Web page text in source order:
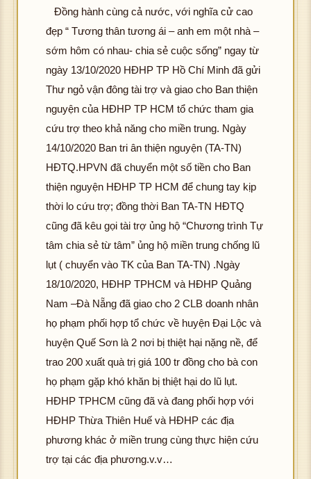
Đồng hành cùng cả nước, với nghĩa cử cao
đẹp “ Tương thân tương ái – anh em một nhà –
sớm hôm có nhau- chia sẻ cuộc sống” ngay từ
ngày 13/10/2020 HĐHP TP Hồ Chí Minh đã gửi
Thư ngỏ vận đông tài trợ và giao cho Ban thiện
nguyện của HĐHP TP HCM tổ chức tham gia
cứu trợ theo khả năng cho miền trung. Ngày
14/10/2020 Ban tri ân thiện nguyện (TA-TN)
HĐTQ.HPVN đã chuyển một số tiền cho Ban
thiện nguyện HĐHP TP HCM để chung tay kịp
thời lo cứu trợ; đồng thời Ban TA-TN HĐTQ
cũng đã kêu gọi tài trợ ủng hộ “Chương trình Tự
tâm chia sẻ từ tâm” ủng hộ miền trung chống lũ
lụt ( chuyển vào TK của Ban TA-TN) .Ngày
18/10/2020, HĐHP TPHCM và HĐHP Quảng
Nam –Đà Nẵng đã giao cho 2 CLB doanh nhân
họ phạm phối hợp tổ chức về huyện Đại Lộc và
huyện Quế Sơn là 2 nơi bị thiệt hại nặng nề, để
trao 200 xuất quà trị giá 100 tr đồng cho bà con
họ phạm gặp khó khăn bị thiệt hại do lũ lụt.
HĐHP TPHCM cũng đã và đang phối hợp với
HĐHP Thừa Thiên Huế và HĐHP các địa
phương khác ở miền trung cùng thực hiện cứu
trợ tại các địa phương.v.v…